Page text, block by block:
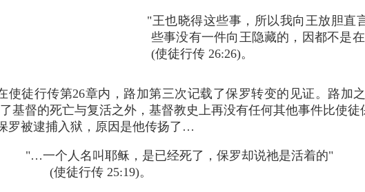
"王也晓得这些事，所以我向王放胆直
些事没有一件向王隐藏的，因都不是
(使徒行传 26:26)。
使徒行传第26章内，路加第三次记载了保罗转变的见证。路加
基督的死亡与复活之外，基督教史上再没有任何其他事件比使徒
罗被逮捕入狱，原因是他传扬了…
"…一个人名叫耶稣，是已经死了，保罗却说祂是活着的"
(使徒行传 25:19)。